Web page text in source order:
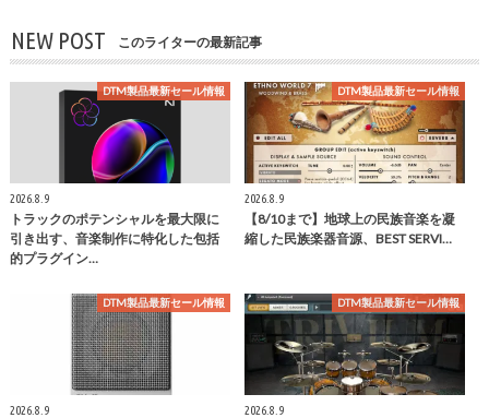
NEW POST このライターの最新記事
DTM製品最新セール情報
2026.8.9
トラックのポテンシャルを最大限に
引き出す、音楽制作に特化した包括
的プラグイン…
DTM製品最新セール情報
2026.8.9
【8/10まで】地球上の民族音楽を凝
縮した民族楽器音源、BEST SERVI…
DTM製品最新セール情報
2026.8.9
DTM製品最新セール情報
2026.8.9